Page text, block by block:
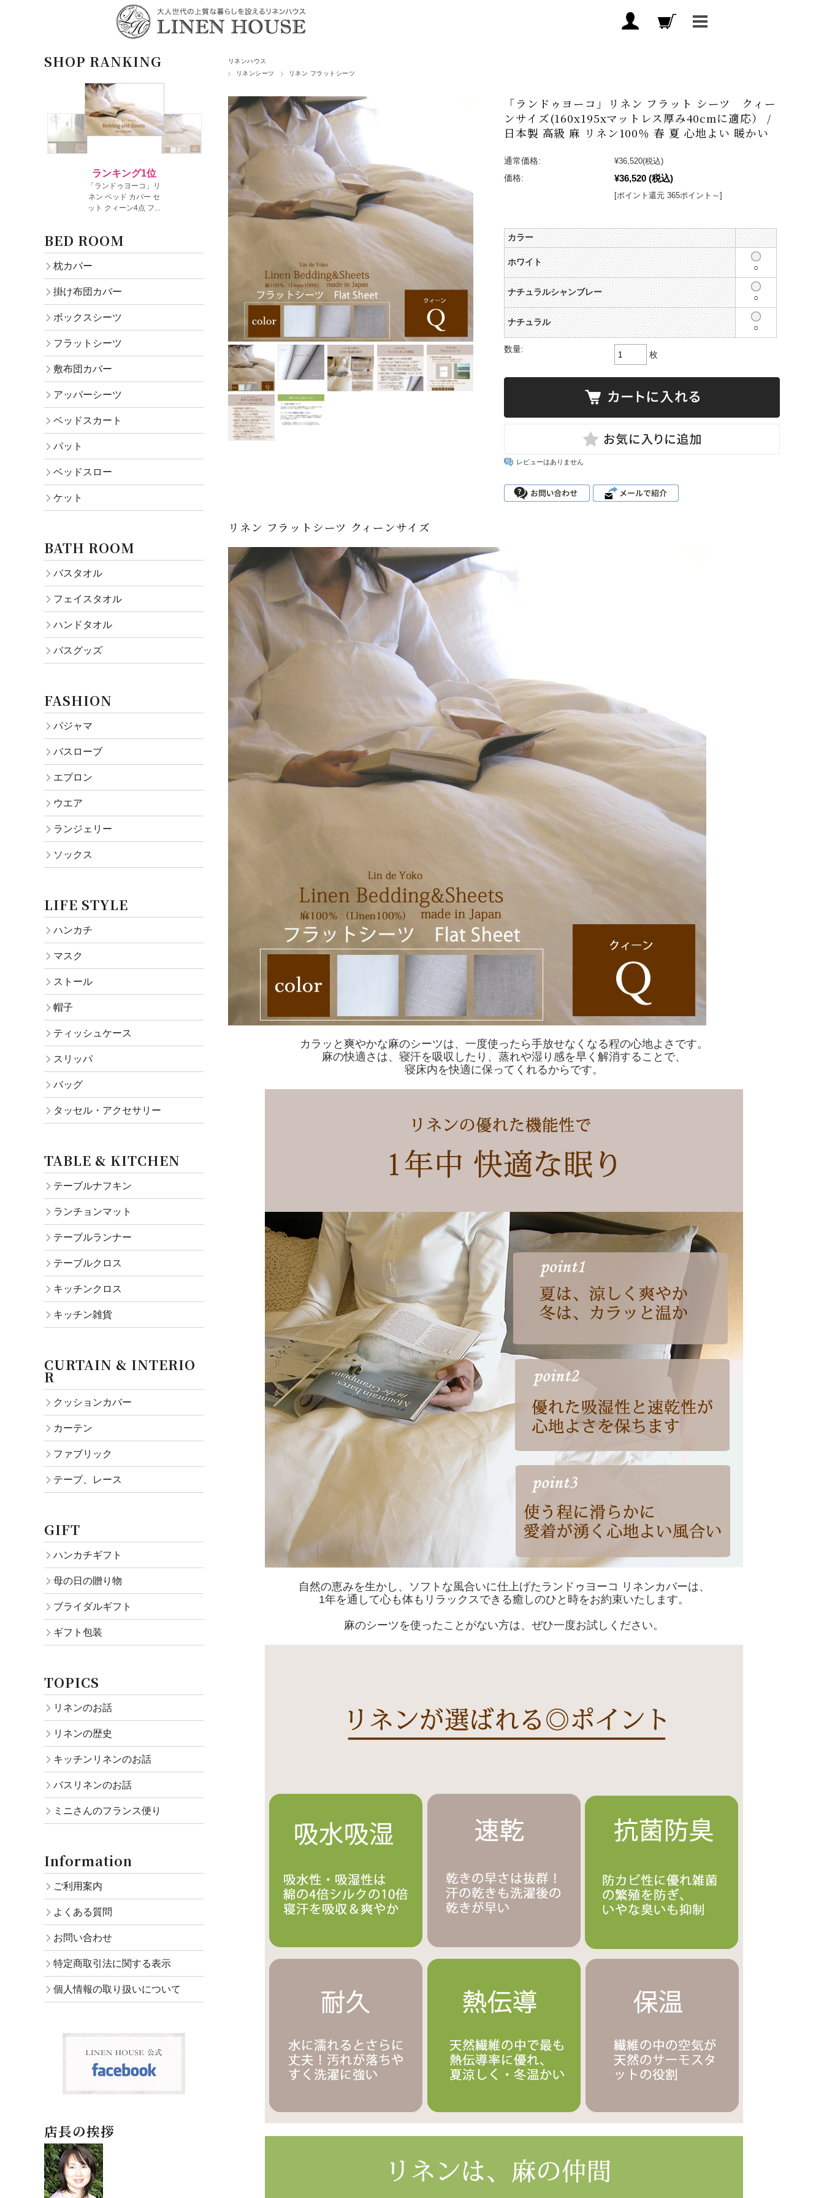
リネンハウス
リネンシーツ
リネン フラットシーツ
「ランドゥヨーコ」リネン フラット シーツ クィー
ンサイズ(160x195xマットレス厚み40cmに適応） /
日本製 高級 麻 リネン100％ 春 夏 心地よい 暖かい
通常価格: ¥36,520(税込)
価格:
¥36,520 (税込)
[ポイント還元 365ポイント～]
カラー
ホワイト
○
ナチュラルシャンブレー
○
ナチュラル
○
数量:
枚
レビューはありません
リネン フラットシーツ クィーンサイズ
カラッと爽やかな麻のシーツは、一度使ったら手放せなくなる程の心地よさです。
麻の快適さは、寝汗を吸収したり、蒸れや湿り感を早く解消することで、
寝床内を快適に保ってくれるからです。
自然の恵みを生かし、ソフトな風合いに仕上げたランドゥヨーコ リネンカバーは、
1年を通して心も体もリラックスできる癒しのひと時をお約束いたします。
麻のシーツを使ったことがない方は、ぜひ一度お試しください。
SHOP RANKING
BED ROOM
枕カバー
掛け布団カバー
ボックスシーツ
フラットシーツ
敷布団カバー
アッパーシーツ
ベッドスカート
パット
ベッドスロー
ケット
BATH ROOM
バスタオル
フェイスタオル
ハンドタオル
バスグッズ
FASHION
パジャマ
バスローブ
エプロン
ウエア
ランジェリー
ソックス
LIFE STYLE
ハンカチ
マスク
ストール
帽子
ティッシュケース
スリッパ
バッグ
タッセル・アクセサリー
TABLE & KITCHEN
テーブルナフキン
ランチョンマット
テーブルランナー
テーブルクロス
キッチンクロス
キッチン雑貨
CURTAIN & INTERIO
R
クッションカバー
カーテン
ファブリック
テープ、レース
GIFT
ハンカチギフト
母の日の贈り物
ブライダルギフト
ギフト包装
TOPICS
リネンのお話
リネンの歴史
キッチンリネンのお話
バスリネンのお話
ミニさんのフランス便り
Information
ご利用案内
よくある質問
お問い合わせ
特定商取引法に関する表示
個人情報の取り扱いについて
店長の挨拶